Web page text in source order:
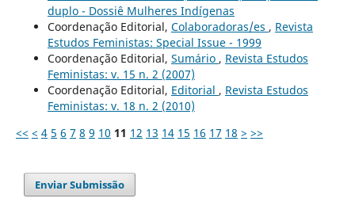
duplo - Dossiê Mulheres Indígenas
Coordenação Editorial, Colaboradoras/es , Revista
Estudos Feministas: Special Issue - 1999
Coordenação Editorial, Sumário , Revista Estudos
Feministas: v. 15 n. 2 (2007)
Coordenação Editorial, Editorial , Revista Estudos
Feministas: v. 18 n. 2 (2010)
<< < 4 5 6 7 8 9 10 11 12 13 14 15 16 17 18 > >>
Enviar Submissão